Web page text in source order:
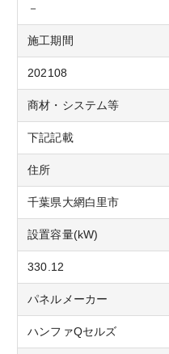
－
施工期間
202108
商材・システム等
下記記載
住所
千葉県大網白里市
設置容量(kW)
330.12
パネルメーカー
ハンファQセルズ